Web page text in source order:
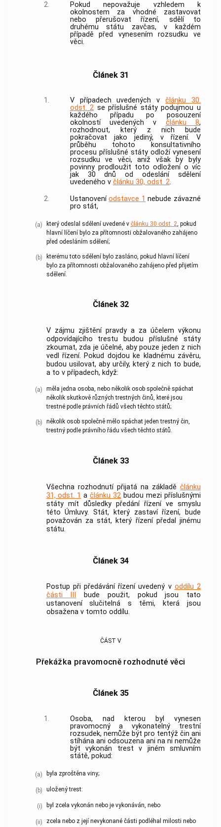
2.
Pokud nepovažuje vzhledem k
okolnostem za vhodné zastavovat
nebo přerušovat řízení, sdělí to
druhému státu zavčas, v každém
případě před vynesením rozsudku ve
věci.
Článek 31
1. V případech uvedených včlánku 30.
odst. 2 se příslušné státy podujmou u
každého případu po posouzení
okolností uvedených v článku 8,
rozhodnout, který z nich bude
pokračovat jako jediný, v řízení. V
průběhu tohoto konsultativního
procesu příslušné státy odloží vynesení
rozsudku ve věci, aniž však by byly
povinny prodloužit toto odložení o víc
jak 30 dnů od odeslání sdělení
uvedeného v článku 30, odst. 2.
2.
Ustanoveníodstavce 1 nebude závazné
pro stát,
(a) který odeslal sdělení uvedené v článku 30 odst. 2, pokud
hlavní líčení bylo za přítomnosti obžalovaného zahájeno
před odesláním sdělení;
(b)
kterému toto sdělení bylo zasláno, pokud hlavní líčení
bylo za přítomnosti obžalovaného zahájeno před přijetím
sdělení.
Článek 32
V zájmu zjištění pravdy a za účelem výkonu
odpovídajícího trestu budou příslušné státy
zkoumat, zda je účelné, aby pouze jeden z nich
vedl řízení. Pokud dojdou ke kladnému závěru,
budou usilovat, aby určily, který z nich to bude,
a to v případech, když:
(a)
měla jedna osoba, nebo několik osob společně spáchat
několik skutkově různýchtrestných činů, které jsou
trestné podle právních řádů všech těchto států;
(b) několik osob společně mělo spáchat jedentrestný čin,
trestný podle právního řádu všech těchto států.
Článek 33
Všechna rozhodnutí přijatá na základě článku
31, odst. 1 ačlánku 32 budou mezi příslušnými
státy mít důsledky předání řízení ve smyslu
této Úmluvy. Stát, který zastaví řízení, bude
považován za stát, který řízení předal jinému
státu.
Článek 34
Postup při předávání řízení uvedený v oddílu 2
části III
bude použit, pokud jsou tato
ustanovení slučitelná s těmi, která jsou
obsažena v tomto oddílu.
ČÁST V
Překážka pravomocně rozhodnuté věci
Článek 35
1.
Osoba, nad kterou byl vynesen
pravomocný a vykonatelný trestní
rozsudek, nemůže být pro tentýž čin ani
stíhána ani odsouzena ani na ni nemůže
být vykonán trest v jiném smluvním
státě, pokud:
(a) byla zproštěna viny;
(b) uložený trest:
(i) byl zcela vykonán nebo je vykonáván, nebo
(ii)
zcela nebo z její nevykonané části podléhal milosti nebo